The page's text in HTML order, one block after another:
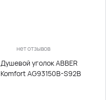
нет отзывов
Душевой уголок ABBER
Komfort AG93150B-S92B